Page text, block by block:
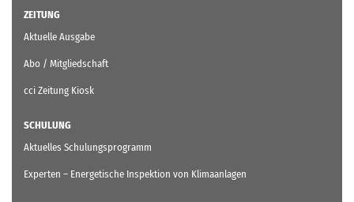
ZEITUNG
Aktuelle Ausgabe
Abo / Mitgliedschaft
cci Zeitung Kiosk
SCHULUNG
Aktuelles Schulungsprogramm
Experten – Energetische Inspektion von Klimaanlagen